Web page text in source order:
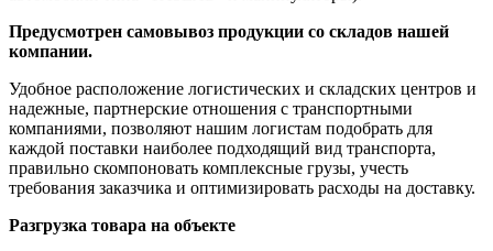
Предусмотрен самовывоз продукции со складов нашей
компании.
Удобное расположение логистических и складских центров и
надежные, партнерские отношения с транспортными
компаниями, позволяют нашим логистам подобрать для
каждой поставки наиболее подходящий вид транспорта,
правильно скомпоновать комплексные грузы, учесть
требования заказчика и оптимизировать расходы на доставку.
Разгрузка товара на объекте